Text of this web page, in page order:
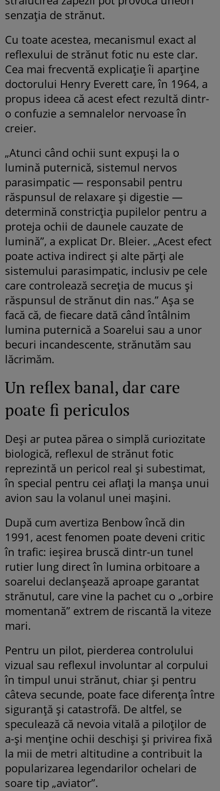
senzația de strănut.
Cu toate acestea, mecanismul exact al
reflexului de strănut fotic nu este clar.
Cea mai frecventă explicație îi aparține
doctorului Henry Everett care, în 1964, a
propus ideea că acest efect rezultă dintr-
o confuzie a semnalelor nervoase în
creier.
„Atunci când ochii sunt expuși la o
lumină puternică, sistemul nervos
parasimpatic — responsabil pentru
răspunsul de relaxare și digestie —
determină constricția pupilelor pentru a
proteja ochii de daunele cauzate de
lumină”, a explicat Dr. Bleier. „Acest efect
poate activa indirect și alte părți ale
sistemului parasimpatic, inclusiv pe cele
care controlează secreția de mucus și
răspunsul de strănut din nas.” Așa se
facă că, de fiecare dată când întâlnim
lumina puternică a Soarelui sau a unor
becuri incandescente, strănutăm sau
lăcrimăm.
Un reflex banal, dar care
poate fi periculos
Deși ar putea părea o simplă curiozitate
biologică, reflexul de strănut fotic
reprezintă un pericol real și subestimat,
în special pentru cei aflați la manșa unui
avion sau la volanul unei mașini.
După cum avertiza Benbow încă din
1991, acest fenomen poate deveni critic
în trafic: ieșirea bruscă dintr-un tunel
rutier lung direct în lumina orbitoare a
soarelui declanșează aproape garantat
strănutul, care vine la pachet cu o „orbire
momentană” extrem de riscantă la viteze
mari.
Pentru un pilot, pierderea controlului
vizual sau reflexul involuntar al corpului
în timpul unui strănut, chiar și pentru
câteva secunde, poate face diferența între
siguranță și catastrofă. De altfel, se
speculează că nevoia vitală a piloților de
a-și menține ochii deschiși și privirea fixă
la mii de metri altitudine a contribuit la
popularizarea legendarilor ochelari de
soare tip „aviator”.